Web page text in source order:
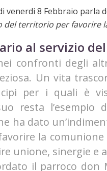
venerdi 8 Febbraio parla
del territorio per favorire
al servizio
confronti degli
Un vita
per i quali è
resta
ha dato
la
unione, sinergie e
il parroco don